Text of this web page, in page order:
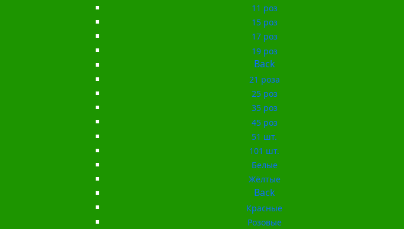
11 роз
15 роз
17 роз
19 роз
Back
21 роза
25 роз
35 роз
45 роз
51 шт.
101 шт.
Белые
Жёлтые
Back
Красные
Розовые